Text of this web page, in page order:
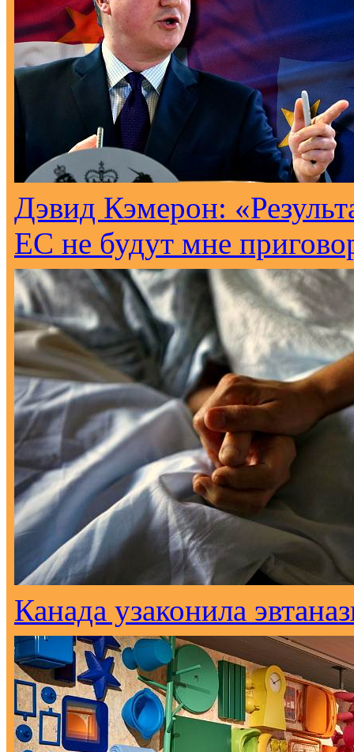
Дэвид Кэмерон:
ЕС не будут мне
Канада узаконила